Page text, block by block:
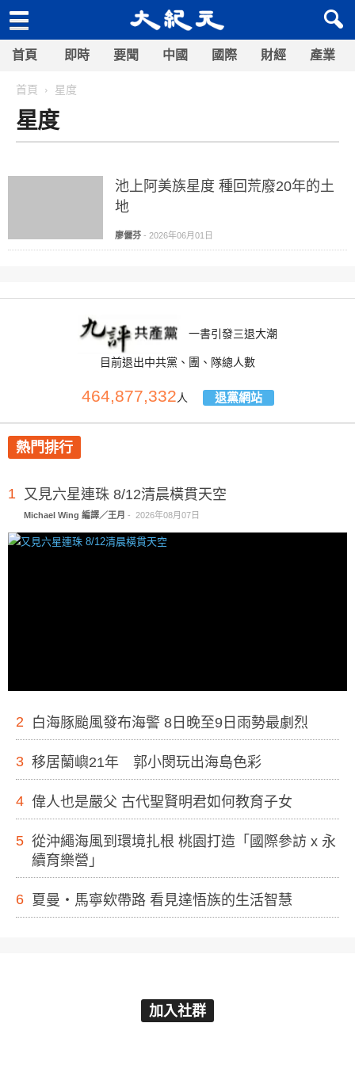
首頁 即時 要聞 中國 國際 財經 產業
首頁 星度
星度
池上阿美族星度 種回荒廢20年的土
地
廖儷芬 - 2026年06月01日
一書引發三退大潮
目前退出中共黨、團、隊總人數
464,877,332人 退黨網站
熱門排行
1 又見六星連珠 8/12清晨橫貫天空
Michael Wing 編譯／王月 - 2026年08月07日
2 白海豚颱風發布海警 8日晚至9日雨勢最劇烈
3 移居蘭嶼21年 郭小閔玩出海島色彩
4 偉人也是嚴父 古代聖賢明君如何教育子女
5 從沖繩海風到環境扎根 桃園打造「國際參訪 x 永
續育樂營」
6 夏曼・馬寧欸帶路 看見達悟族的生活智慧
加入社群